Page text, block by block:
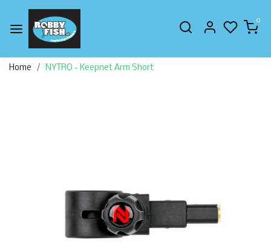
0
Home NYTRO - Keepnet Arm Short